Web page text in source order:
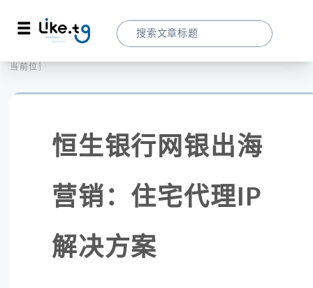
当前位置：
恒生银行网银出海
营销：住宅代理IP
解决方案